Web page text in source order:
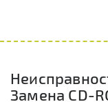
Замена CD-